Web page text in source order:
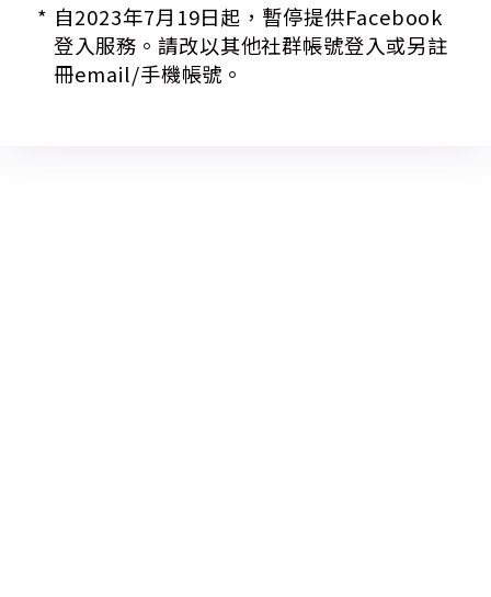
* 自2023年7月19日起，暫停提供Facebook
登入服務。請改以其他社群帳號登入或另註
冊email/手機帳號。